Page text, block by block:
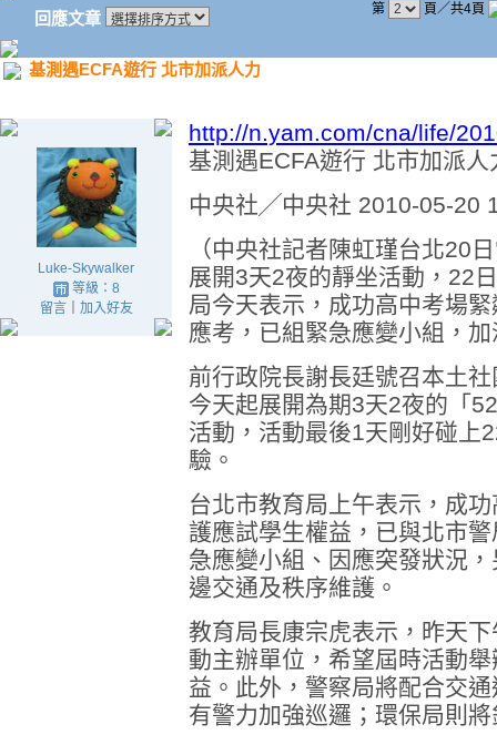
回應文章 第 頁／共4頁
基測遇ECFA遊行 北市加派人力
Luke-Skywalker
等級：8
留言｜ 加入好友
http://n.yam.com/cna/life/
基測遇ECFA遊行 北市加派人
中央社╱中央社 2010-05-20
（中央社記者陳虹瑾台北20
展開3天2夜的靜坐活動，22
局今天表示，成功高中考場
應考，已組緊急應變小組，
前行政院長謝長廷號召本土
今天起展開為期3天2夜的「
活動，活動最後1天剛好碰上
驗。
台北市教育局上午表示，成
護應試學生權益，已與北市
急應變小組、因應突發狀況
邊交通及秩序維護。
教育局長康宗虎表示，昨天
動主辦單位，希望屆時活動
益。此外，警察局將配合交
有警力加強巡邏；環保局則